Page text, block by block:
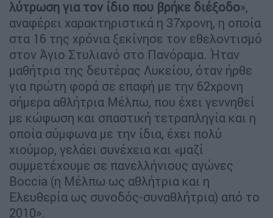
λύτρωση για τον ίδιο που βρήκε διέξοδο»,
αναφέρει χαρακτηριστικά η 37χρονη, η οποία
στα 16 της χρόνια ξεκίνησε τον εθελοντισμό
στον Άγιο Στυλιανό στο Πανόραμα. Ήταν
μαθήτρια της δευτέρας Λυκείου, όταν ήρθε
για πρώτη φορά σε επαφή με την 62χρονη
σήμερα αθλήτρια Μέλπω, που έχει γεννηθεί
με κώφωση και σπαστική τετραπληγία και η
οποία σύμφωνα με την ίδια, έχει πολύ
χιούμορ, γελάει συνέχεια και «μαζί
συμμετέχουμε σε πανελλήνιους αγώνες
Boccia (η Μέλπω ως αθλήτρια και η
Ελευθερία ως συνοδός-συναθλήτρια) από το
2010».